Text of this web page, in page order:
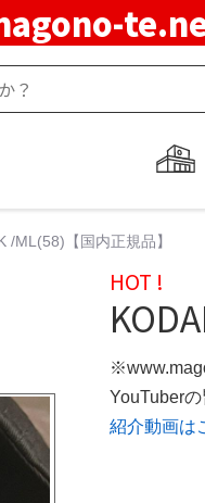
/ML(58)【国内正規品】
HOT !
YouTuber
紹介動画は